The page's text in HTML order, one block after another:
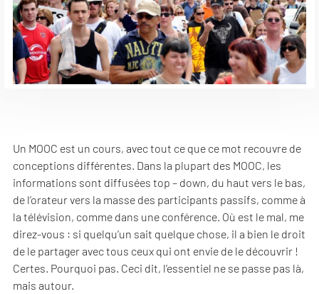
Un MOOC est un cours, avec tout ce que ce mot recouvre de
conceptions différentes. Dans la plupart des MOOC, les
informations sont diffusées top – down, du haut vers le bas,
de l’orateur vers la masse des participants passifs, comme à
la télévision, comme dans une conférence. Où est le mal, me
direz-vous : si quelqu’un sait quelque chose, il a bien le droit
de le partager avec tous ceux qui ont envie de le découvrir !
Certes. Pourquoi pas. Ceci dit, l’essentiel ne se passe pas là,
mais autour.